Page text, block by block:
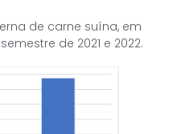
de carne suína, em
de 2021 e 2022.